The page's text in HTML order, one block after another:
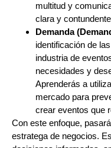
multitud y
clara y
Demanda
identificación de
industria de
necesidades y
Aprenderás a
mercado para
crear eventos que
Con este enfoque,
estratega de negocios.